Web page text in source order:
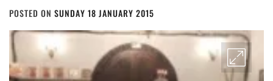
POSTED ON SUNDAY 18 JANUARY 2015